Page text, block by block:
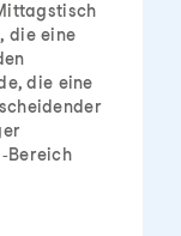
die eine
die eine
Bereich